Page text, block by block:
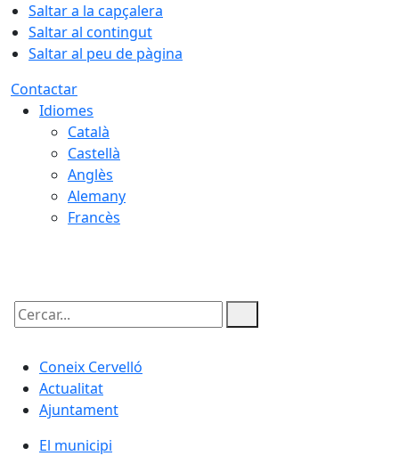
Saltar a la capçalera
Saltar al contingut
Saltar al peu de pàgina
Contactar
Idiomes
Català
Castellà
Anglès
Alemany
Francès
Cercar:
Coneix Cervelló
Actualitat
Ajuntament
El municipi